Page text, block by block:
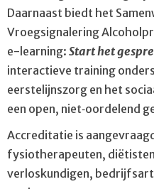
Daarnaast biedt het
Vroegsignalering
e-learning: Start het
interactieve training
eerstelijnszorg en het
een open, niet‑oordelend
Accreditatie is
fysiotherapeuten,
verloskundigen,